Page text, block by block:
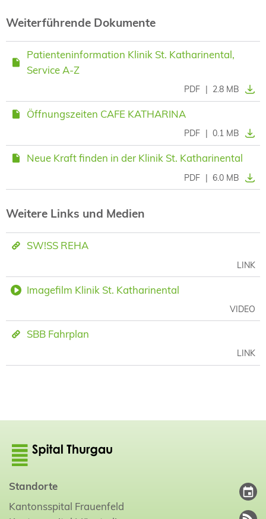
Weiterführende Dokumente
Patienteninformation Klinik St. Katharinental,
Service A-Z
PDF | 2.8 MB
Öffnungszeiten CAFE KATHARINA
PDF | 0.1 MB
Neue Kraft finden in der Klinik St. Katharinental
PDF | 6.0 MB
Weitere Links und Medien
SW!SS REHA
LINK
Imagefilm Klinik St. Katharinental
VIDEO
SBB Fahrplan
LINK
Standorte
Kantonsspital Frauenfeld